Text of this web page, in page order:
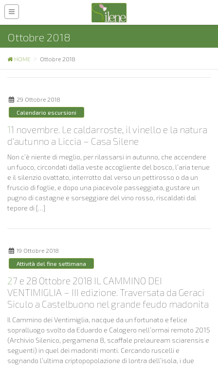
Ottobre 2018
HOME Ottobre 2018
29 Ottobre 2018
Calendario escursioni
11 novembre. Le caldarroste, il vinello e la natura
d’autunno a Liccia – Casa Silene
Non c’è niente di meglio, per rilassarsi in autunno, che accendere
un fuoco, circondati dalla veste accogliente del bosco, l’aria tenue
e il silenzio ovattato, interrotto dal verso un pettirosso o da un
fruscio di foglie, e dopo una piacevole passeggiata, gustare un
pugno di castagne e sorseggiare del vino rosso, riscaldati dal
tepore di […]
19 Ottobre 2018
Attività del fine settimana
27 e 28 Ottobre 2018 IL CAMMINO DEI
VENTIMIGLIA – III edizione. Traversata da Geraci
Siculo a Castelbuono nel grande feudo madonita
Il Cammino dei Ventimiglia, nacque da un fortunato e felice
sopralluogo svolto da Eduardo e Calogero nell’ormai remoto 2015
(Archivio Silenico, pergamena 8, scaffale prelauream sciarensis e
seguenti) in quel dei madoniti monti. Cercando ruscelli e
sognando l’ultima criptopopolazione di lontra dell’isola, i due